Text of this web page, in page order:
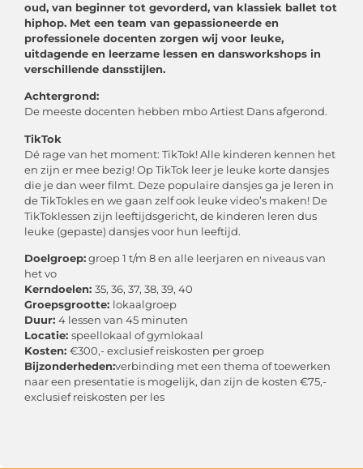
oud, van beginner tot gevorderd, van klassiek ballet tot
hiphop. Met een team van gepassioneerde en
professionele docenten zorgen wij voor leuke,
uitdagende en leerzame lessen en dansworkshops in
verschillende dansstijlen.
Achtergrond:
De meeste docenten hebben mbo Artiest Dans afgerond.
TikTok
Dé rage van het moment: TikTok! Alle kinderen kennen het
en zijn er mee bezig! Op TikTok leer je leuke korte dansjes
die je dan weer filmt. Deze populaire dansjes ga je leren in
de TikTokles en we gaan zelf ook leuke video’s maken! De
TikToklessen zijn leeftijdsgericht, de kinderen leren dus
leuke (gepaste) dansjes voor hun leeftijd.
Doelgroep:groep 1 t/m 8 en alle leerjaren en niveaus van
het vo
Kerndoelen: 35, 36, 37, 38, 39, 40
Groepsgrootte: lokaalgroep
Duur: 4 lessen van 45 minuten
Locatie: speellokaal of gymlokaal
Kosten: €300,- exclusief reiskosten per groep
Bijzonderheden:verbinding met een thema of toewerken
naar een presentatie is mogelijk, dan zijn de kosten €75,-
exclusief reiskosten per les